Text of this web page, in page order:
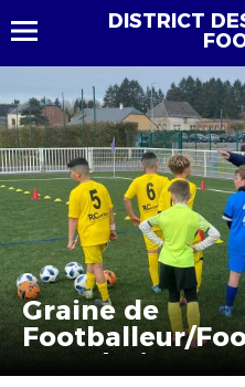
DISTRICT
Graine de
Footballeur/
U11F (saison